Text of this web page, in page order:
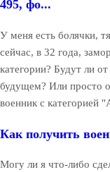
495, фо...
У меня есть болячки,
сейчас, в 32 года,
категории? Будут ли
будущем? Или просто
военник с категорией
Как получить
Могу ли я что-либо